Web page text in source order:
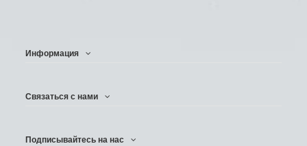
Информация
Связаться с нами
Подписывайтесь на нас